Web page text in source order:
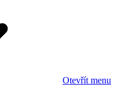
Otevřít menu